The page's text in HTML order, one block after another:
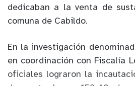
dedicaban a la venta de
comuna de Cabildo.
En la investigación
en coordinación con Fiscalía
oficiales lograron la